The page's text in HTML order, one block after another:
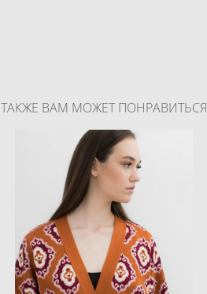
ТАКЖЕ ВАМ МОЖЕТ ПОНРАВИТЬСЯ